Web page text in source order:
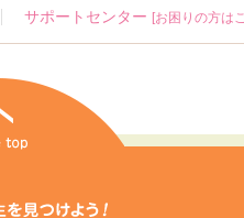
サポートセンター [お困りの方は